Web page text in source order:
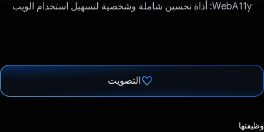
WebA11y: أداة تحسين شاملة وشخصية لتسهيل استخدام الويب
التصويت
وظيفتها